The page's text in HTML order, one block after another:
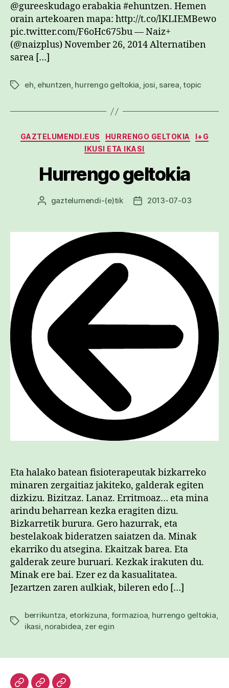
@gureeskudago erabakia #ehuntzen. Hemen
orain artekoaren mapa: http://t.co/lKLIEMBewo
pic.twitter.com/F6oHc675bu — Naiz+
(@naizplus) November 26, 2014 Alternatiben
sarea […]
Etiketak
eh, ehuntzen, hurrengo geltokia, josi, sarea,topic
Kategoriak
GAZTELUMENDI.EUS HURRENGO GELTOKIA
I+G
IKUSI ETA IKASI
Hurrengo geltokia
Argitalpenaren
gaztelumendi-(e)tik
Argitalpenaren
2013-07-03
Eta halako batean fisioterapeutak bizkarreko
minaren zergaitiaz jakiteko, galderak egiten
dizkizu. Bizitzaz. Lanaz. Erritmoaz… eta mina
arindu beharrean kezka eragiten dizu.
Bizkarretik burura. Gero hazurrak, eta
bestelakoak bideratzen saiatzen da. Minak
ekarriko du atsegina. Ekaitzak barea. Eta
galderak zeure buruari. Kezkak irakuten du.
Minak ere bai. Ezer ez da kasualitatea.
Jezartzen zaren aulkiak, bileren edo […]
Etiketak
berrikuntza, etorkizuna, formazioa, hurrengo geltokia,
ikasi, norabidea, zer egin